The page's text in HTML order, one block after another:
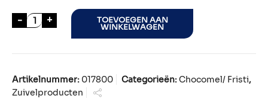
- CHOCOMEL 24x20cl aantal
+ TOEVOEGEN AAN
WINKELWAGEN
Artikelnummer: 017800 Categorieën:Chocomel/ Fristi,
Zuivelproducten